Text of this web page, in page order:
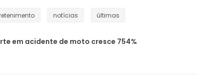
notícias últimas
em acidente de moto cresce 754%